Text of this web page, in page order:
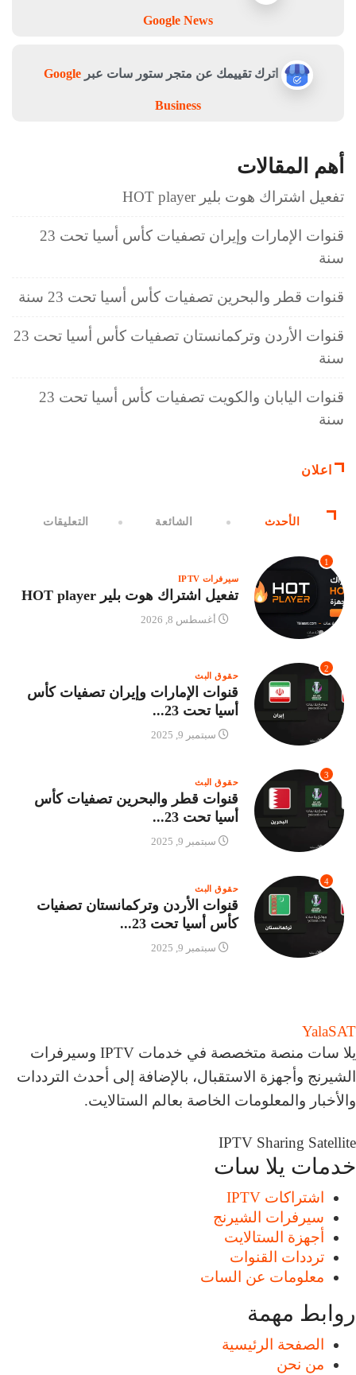
Google News
اترك تقييمك عن متجر ستور سات عبرGoogle
Business
أهم المقالات
تفعيل اشتراك هوت بلير HOT player
قنوات الإمارات وإيران تصفيات كأس أسيا تحت 23
سنة
قنوات قطر والبحرين تصفيات كأس أسيا تحت 23 سنة
قنوات الأردن وتركمانستان تصفيات كأس أسيا تحت 23
سنة
قنوات اليابان والكويت تصفيات كأس أسيا تحت 23
سنة
اعلان
الأحدث الشائعة التعليقات
1
سيرفرات IPTV
تفعيل اشتراك هوت بلير HOT player
أغسطس 8, 2026
2
حقوق البث
قنوات الإمارات وإيران تصفيات كأس
أسيا تحت 23...
سبتمبر 9, 2025
3
حقوق البث
قنوات قطر والبحرين تصفيات كأس
أسيا تحت 23...
سبتمبر 9, 2025
4
حقوق البث
قنوات الأردن وتركمانستان تصفيات
كأس أسيا تحت 23...
سبتمبر 9, 2025
YalaSAT
يلا سات منصة متخصصة في خدمات IPTV وسيرفرات
الشيرنج وأجهزة الاستقبال، بالإضافة إلى أحدث الترددات
والأخبار والمعلومات الخاصة بعالم الستالايت.
IPTV Sharing Satellite
خدمات يلا سات
اشتراكات IPTV
سيرفرات الشيرنج
أجهزة الستالايت
ترددات القنوات
معلومات عن السات
روابط مهمة
الصفحة الرئيسية
من نحن